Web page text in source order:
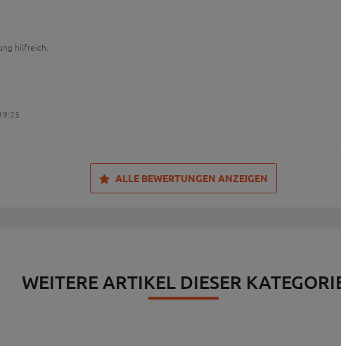
hilfreich.
ALLE BEWERTUNGEN ANZEIGEN
WEITERE ARTIKEL DIESER